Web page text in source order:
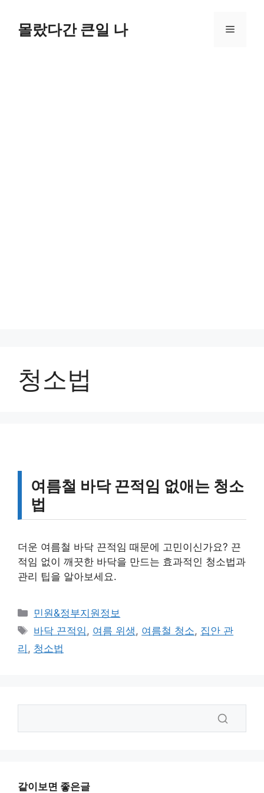
몰랐다간 큰일 나 메
청소법
여름철 바닥 끈적임 없애는 청소
법
더운 여름철 바닥 끈적임 때문에 고민이신가요? 끈
적임 없이 깨끗한 바닥을 만드는 효과적인 청소법과
관리 팁을 알아보세요.
카
테
리
민원&정부지원정보
태
그
바닥 끈적임, 여름 위생, 여름철 청소, 집안 관
리 , 청소법
같이보면 좋은글